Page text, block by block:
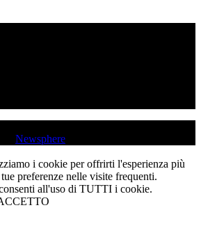
Newsphere
i cookie per offrirti l'esperienza più
preferenze nelle visite frequenti.
all'uso di TUTTI i cookie.